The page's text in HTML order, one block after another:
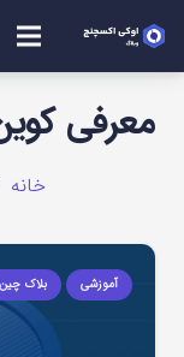
معرفی
خانه
آموزشی بلاک چین